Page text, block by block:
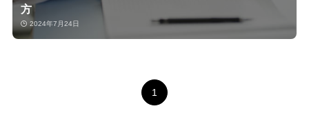
方
2024年7月24日
1